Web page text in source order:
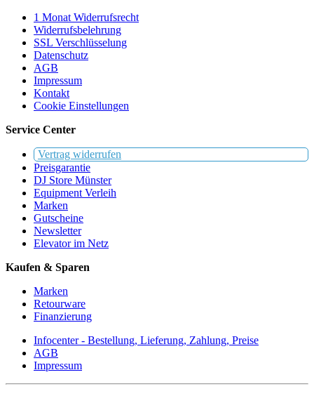
1 Monat Widerrufsrecht
Widerrufsbelehrung
SSL Verschlüsselung
Datenschutz
AGB
Impressum
Kontakt
Cookie Einstellungen
Service Center
Vertrag widerrufen
Preisgarantie
DJ Store Münster
Equipment Verleih
Marken
Gutscheine
Newsletter
Elevator im Netz
Kaufen & Sparen
Marken
Retourware
Finanzierung
Infocenter - Bestellung, Lieferung, Zahlung, Preise
AGB
Impressum